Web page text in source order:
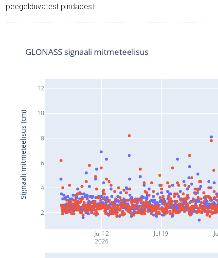
peegelduvatest pindadest.
Jul 12
2026
Jul 19
2
4
6
8
10
12
GLONASS signaali mitmeteelisus
Signaali mitmeteelisus (cm)